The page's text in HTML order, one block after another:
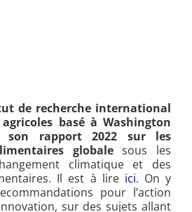
de recherche international
basé à Washington
son rapport 2022 sur les
globalesous les
climatique et des
Il est à lire ici. On y
pour l’action
sur des sujets allant